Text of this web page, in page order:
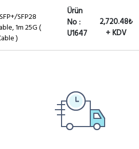
SFP28
1m 25G (
)
Ürün
No :
U1647
2,720.48₺
+ KDV